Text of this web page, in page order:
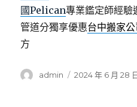
國Pelican專業鑑定師經驗
管道分獨享優惠台中搬家公
方
作
admin
發
2024 年 6 月 28